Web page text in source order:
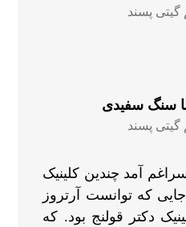
گیتی پسند
سنگ سفیدی
گیتی پسند
آمد چندین کلینیک
که توانست آرتروز
دکتر قولنج بود. که